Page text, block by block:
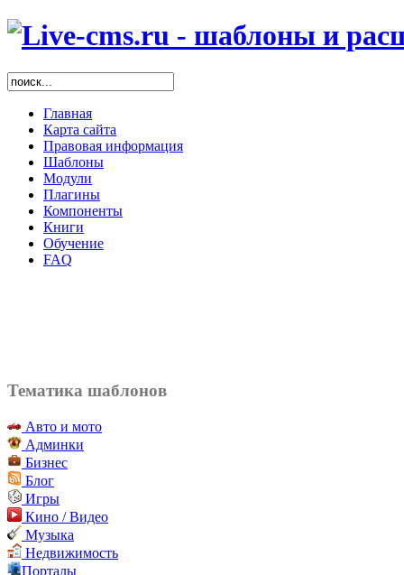
Главная
Карта сайта
Правовая информация
Шаблоны
Модули
Плагины
Компоненты
Книги
Обучение
FAQ
Тематика шаблонов
Авто и мото
Админки
Бизнес
Блог
Игры
Кино / Видео
Музыка
Недвижимость
Порталы